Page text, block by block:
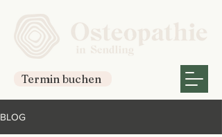
Termin buchen
BLOG